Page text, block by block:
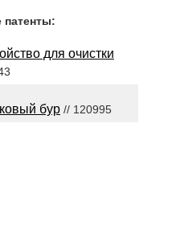
патенты:
для очистки
бур // 120995